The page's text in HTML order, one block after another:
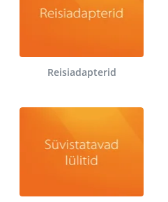
Reisiadapterid